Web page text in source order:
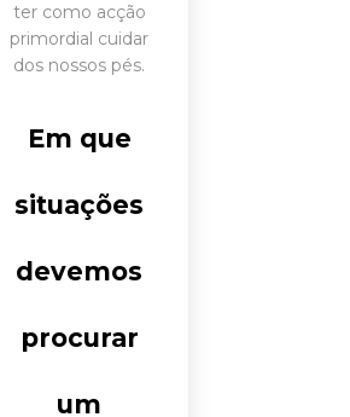
ter como acção
primordial cuidar
dos nossos pés.
Em que
situações
devemos
procurar
um